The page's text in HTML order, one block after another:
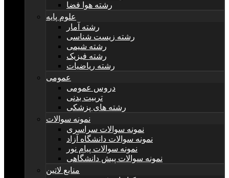
رشته هوا فضا
علوم پایه
رشته آمار
رشته زیست شناسی
رشته شیمی
رشته فیزیک
رشته ریاضیات
عمومی
دروس عمومی
تربیت بدنی
رشته های پزشکی
نمونه سوالات
نمونه سوالات سراسری
نمونه سوالات دانشگاه آزاد
نمونه سوالات پیام نور
نمونه سوالات پیش دانشگاهی
منابع لاتین